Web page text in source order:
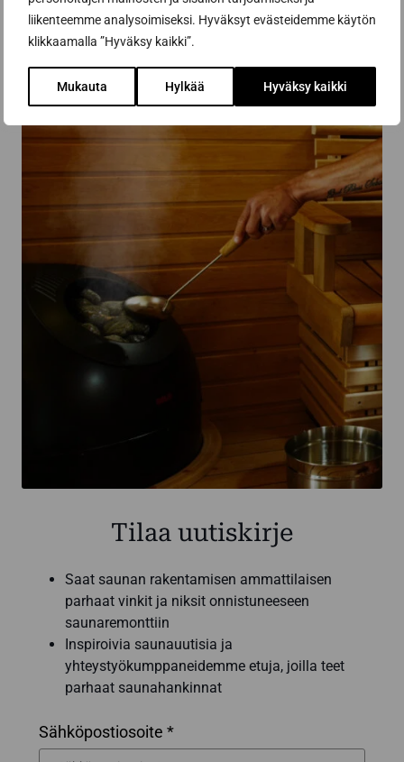
liikenteemme analysoimiseksi. Hyväksyt evästeidemme käytön
klikkaamalla ”Hyväksy kaikki”.
Mukauta Hylkää Hyväksy kaikki
Tilaa uutiskirje
Saat saunan rakentamisen ammattilaisen
parhaat vinkit ja niksit onnistuneeseen
saunaremonttiin
Inspiroivia saunauutisia ja
yhteystyökumppaneidemme etuja, joilla teet
parhaat saunahankinnat
Sähköpostiosoite *